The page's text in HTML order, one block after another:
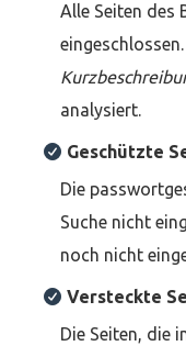
Alle Seiten des
eingeschlossen.
analysiert.
Geschützte
Die
Suche nicht
noch nicht
Versteckte
Die Seiten, die